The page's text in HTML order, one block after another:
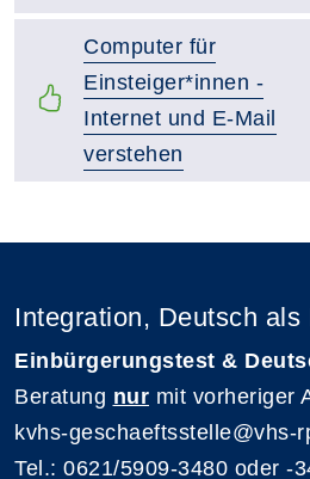
Computer für
Einsteiger*innen -
Internet und E-Mail
verstehen
Integration, Deutsch als
Einbürgerungstest &
Beratung nur mit vorheriger
kvhs-geschaeftsstelle@vhs-
Tel.: 0621/5909-3480 oder -